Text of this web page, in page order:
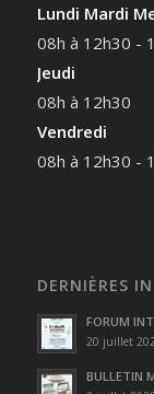
Lundi Mardi
08h à 12h30 -
Jeudi
08h à 12h30
Vendredi
08h à 12h30 -
DERNIÈRES
FORUM
20 juillet
BULLETIN